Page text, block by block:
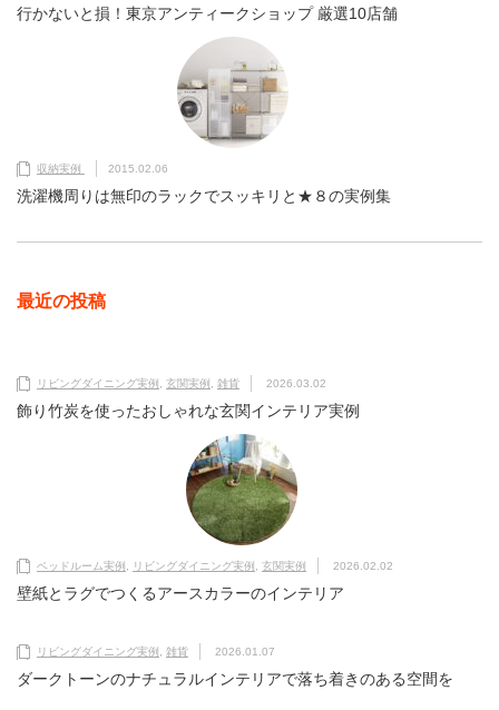
行かないと損！東京アンティークショップ 厳選10店舗
収納実例 2015.02.06
洗濯機周りは無印のラックでスッキリと★８の実例集
最近の投稿
リビングダイニング実例 玄関実例 雑貨 2026.03.02
飾り竹炭を使ったおしゃれな玄関インテリア実例
ベッドルーム実例 リビングダイニング実例 玄関実例 2026.02.02
壁紙とラグでつくるアースカラーのインテリア
リビングダイニング実例 雑貨 2026.01.07
ダークトーンのナチュラルインテリアで落ち着きのある空間を